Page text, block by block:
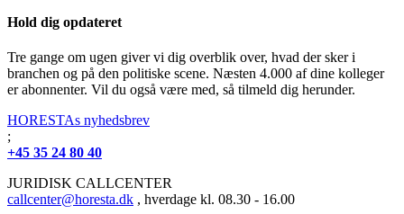
Hold dig opdateret
Tre gange om ugen giver vi dig overblik over, hvad der sker i
branchen og på den politiske scene. Næsten 4.000 af dine kolleger
er abonnenter. Vil du også være med, så tilmeld dig herunder.
HORESTAs nyhedsbrev
;
+45 35 24 80 40
JURIDISK CALLCENTER
callcenter@horesta.dk , hverdage kl. 08.30 - 16.00